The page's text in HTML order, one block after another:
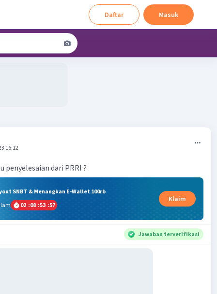
Daftar Masuk
16:12
penyelesaian dari PRRI ?
SNBT & Menangkan E-Wallet 100rb
02 :08 :53 :57
Klaim
Jawaban terverifikasi